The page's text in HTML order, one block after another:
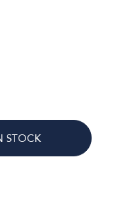
STOCK